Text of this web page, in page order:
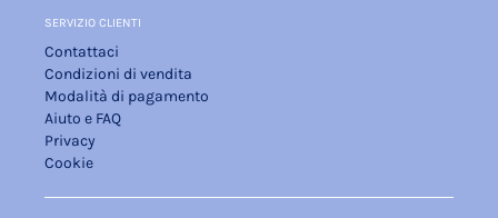
SERVIZIO CLIENTI
Contattaci
Condizioni di vendita
Modalità di pagamento
Aiuto e FAQ
Privacy
Cookie